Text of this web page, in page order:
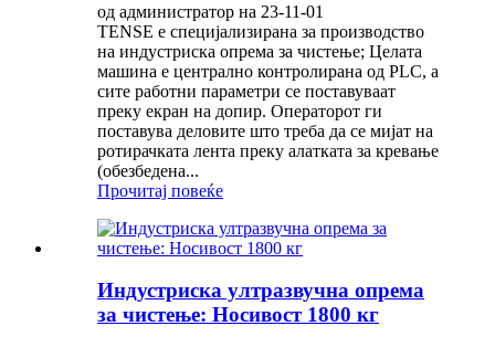
од администратор на 23-11-01
TENSE е специјализирана за производство
на индустриска опрема за чистење; Целата
машина е централно контролирана од PLC, а
сите работни параметри се поставуваат
преку екран на допир. Операторот ги
поставува деловите што треба да се мијат на
ротирачката лента преку алатката за кревање
(обезбедена...
Прочитај повеќе
Индустриска ултразвучна опрема
за чистење: Носивост 1800 кг